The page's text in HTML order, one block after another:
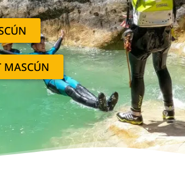
MASCÚN